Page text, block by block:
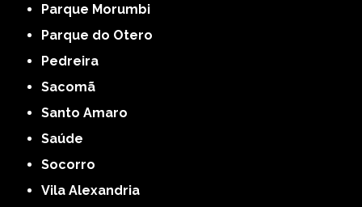
Parque Morumbi
Parque do Otero
Pedreira
Sacomã
Santo Amaro
Saúde
Socorro
Vila Alexandria